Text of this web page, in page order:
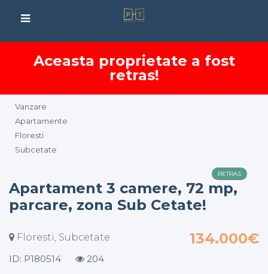
Aceasta proprietate a fost
retras!
Vanzare
Apartamente
Floresti
Subcetate
RETRAS
Apartament 3 camere, 72 mp,
parcare, zona Sub Cetate!
Floresti, Subcetate 134.000€
ID: P180514 204